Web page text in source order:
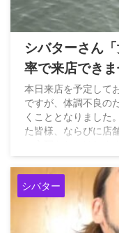
シバターさん
率で来店でき
トロールしてる
本日来店を予定して
ですが、体調不良の
くこととなりました
た皆様、ならびに店
シバター